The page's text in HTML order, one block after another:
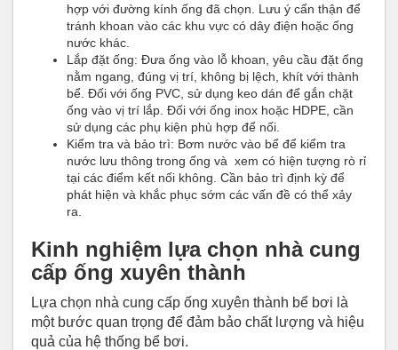
hợp với đường kính ống đã chọn. Lưu ý cẩn thận để
tránh khoan vào các khu vực có dây điện hoặc ống
nước khác.
Lắp đặt ống: Đưa ống vào lỗ khoan, yêu cầu đặt ống
nằm ngang, đúng vị trí, không bị lệch, khít với thành
bể. Đối với ống PVC, sử dụng keo dán để gắn chặt
ống vào vị trí lắp. Đối với ống inox hoặc HDPE, cần
sử dụng các phụ kiện phù hợp để nối.
Kiểm tra và bảo trì: Bơm nước vào bể để kiểm tra
nước lưu thông trong ống và xem có hiện tượng rò rỉ
tại các điểm kết nối không. Cần bảo trì định kỳ để
phát hiện và khắc phục sớm các vấn đề có thể xảy
ra.
Kinh nghiệm lựa chọn nhà cung
cấp ống xuyên thành
Lựa chọn nhà cung cấp ống xuyên thành bể bơi là
một bước quan trọng để đảm bảo chất lượng và hiệu
quả của hệ thống bể bơi.